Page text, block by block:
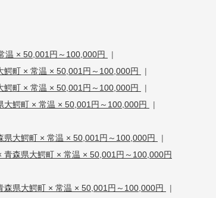
温 × 50,001円～100,000円
|
鰐町 × 常温 × 50,001円～100,000円
|
鰐町 × 常温 × 50,001円～100,000円
|
大鰐町 × 常温 × 50,001円～100,000円
|
県大鰐町 × 常温 × 50,001円～100,000円
|
青森県大鰐町 × 常温 × 50,001円～100,000円
森県大鰐町 × 常温 × 50,001円～100,000円
|